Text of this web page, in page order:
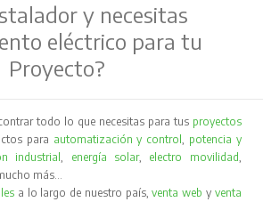
y necesitas
eléctrico para tu
Proyecto?
todo lo que necesitas para tus proyectos
para automatización y control
potencia y
industrial energía solar, electro movilidad
más…
a lo largo de nuestro país,venta web y venta